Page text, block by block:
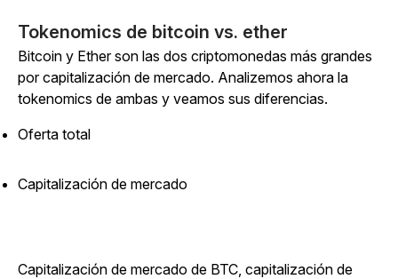
Tokenomics de bitcoin vs. ether
Bitcoin y Ether son las dos criptomonedas más grandes
por capitalización de mercado. Analizemos ahora la
tokenomics de ambas y veamos sus diferencias.
Oferta total
Capitalización de mercado
Capitalización de mercado de BTC, capitalización de